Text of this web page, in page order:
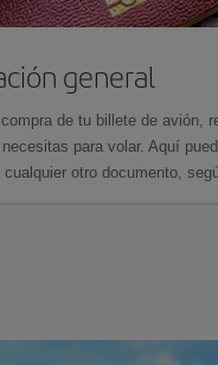
general
de tu billete de avión,
para volar. Aquí
cualquier otro documento,